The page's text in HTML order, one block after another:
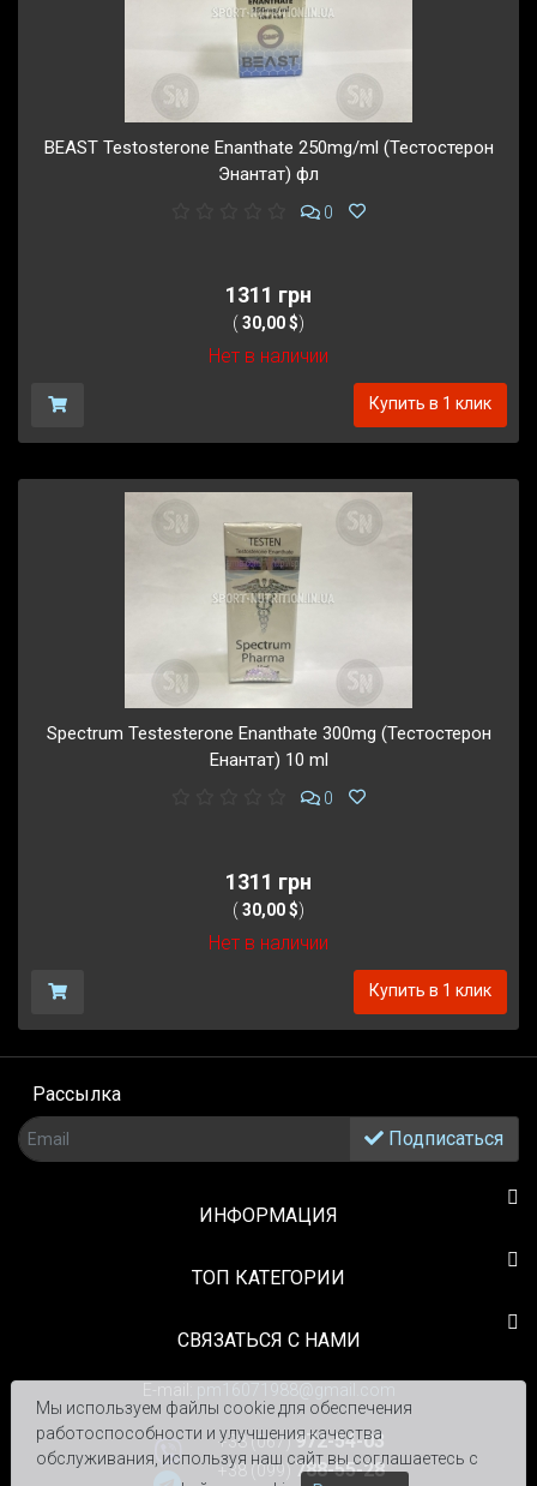
BEAST Testosterone Enanthate 250mg/ml (Тестостерон
Энантат) фл
0
1311 грн
( 30,00 $)
Нет в наличии
Купить в 1 клик
Spectrum Testesterone Enanthate 300mg (Тестостерон
Енантат) 10 ml
0
1311 грн
( 30,00 $)
Нет в наличии
Купить в 1 клик
Рассылка
Подписаться
ИНФОРМАЦИЯ
TOП КАТЕГОРИИ
СВЯЗАТЬСЯ С НАМИ
E-mail: pm16071988@gmail.com
+38 (067)972-54-03
+38 (099)788-55-28
Мы используем файлы cookie для обеспечения
работоспособности и улучшения качества
обслуживания, используя наш сайт вы соглашаетесь с